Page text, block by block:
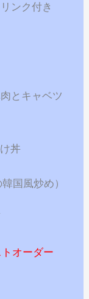
ンク付き
とキャベツ
丼
国風炒め）
オーダー